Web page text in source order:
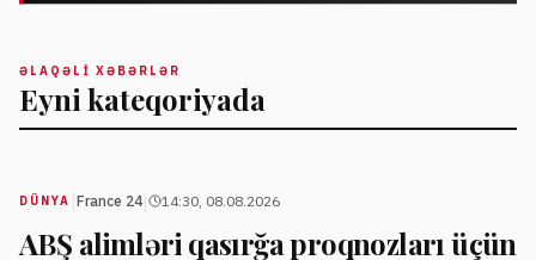
ƏLAQƏLI XƏBƏRLƏR
Eyni kateqoriyada
DÜNYA France 24| 14:30, 08.08.2026
ABŞ alimləri qasırğa proqnozları üçün